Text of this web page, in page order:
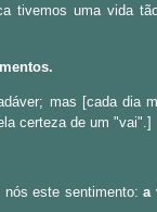
tivemos uma vida
mas [cada dia
certeza de um "vai".]
nós este sentimento:a